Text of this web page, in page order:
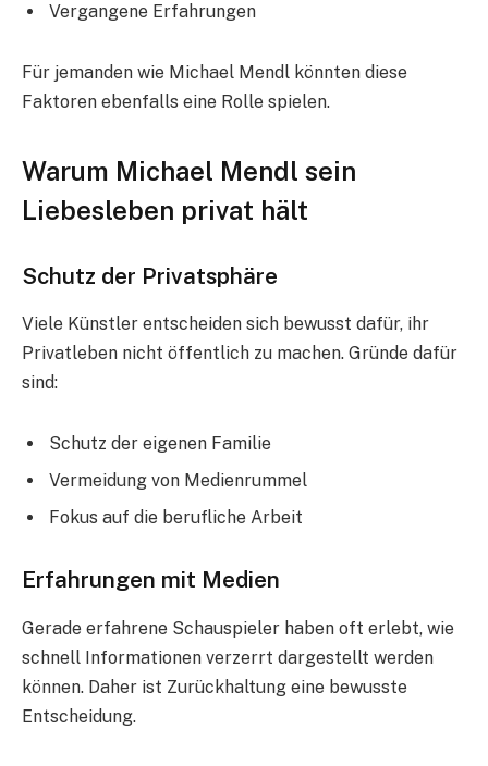
Vergangene Erfahrungen
Für jemanden wie Michael Mendl könnten diese
Faktoren ebenfalls eine Rolle spielen.
Warum Michael Mendl sein
Liebesleben privat hält
Schutz der Privatsphäre
Viele Künstler entscheiden sich bewusst dafür, ihr
Privatleben nicht öffentlich zu machen. Gründe dafür
sind:
Schutz der eigenen Familie
Vermeidung von Medienrummel
Fokus auf die berufliche Arbeit
Erfahrungen mit Medien
Gerade erfahrene Schauspieler haben oft erlebt, wie
schnell Informationen verzerrt dargestellt werden
können. Daher ist Zurückhaltung eine bewusste
Entscheidung.